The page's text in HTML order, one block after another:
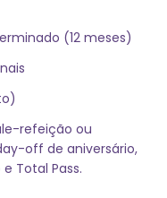
(12 meses)
refeição ou
off de aniversário,
Total Pass.